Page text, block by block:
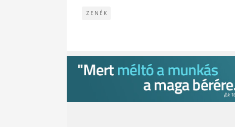
ZENÉK